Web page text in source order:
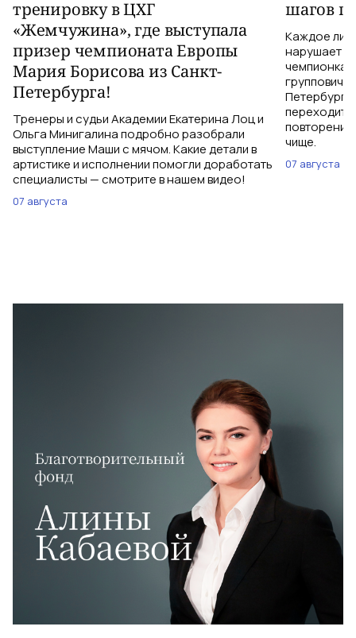
тренировку в ЦХГ
«Жемчужина», где выступала
призер чемпионата Европы
Мария Борисова из Санкт-
Петербурга!
Тренеры и судьи Академии Екатерина Лоц и
Ольга Минигалина подробно разобрали
выступление Маши с мячом. Какие детали в
артистике и исполнении помогли доработать
специалисты — смотрите в нашем видео!
07 августа
шагов
Каждое
нарушает
чемпионка
повторений
чище.
07 августа